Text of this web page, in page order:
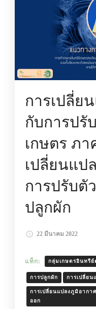
การเปลี่ย
กับการปรั
เกษตร ภ
เปลี่ยนแป
การปรับตั
ปลูกผัก
22 มีนาคม 2022
แท็ก: กลุ่มเกษตรอินทรีย์
การปลูกผัก การเปลี่ยน
การเปลี่ยนแปลงภูมิอาก
ออก